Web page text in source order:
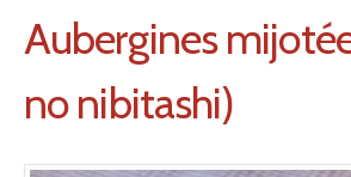
Aubergines
no nibitashi)